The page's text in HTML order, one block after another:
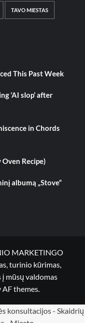
TAVO MIESTAS
This Past Week
‘AI slop’ after
in Chords
Recipe)
albumą „Stove“
MARKETINGO
turinio kūrimas,
mūsų valdomas
AF themes.
konsultacijos- Skaidrių